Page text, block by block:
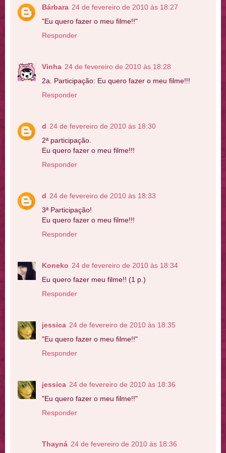
Bárbara 24 de fevereiro de 2010 às 18:27
"Eu quero fazer o meu filme!!"
Responder
Vinha 24 de fevereiro de 2010 às 18:28
2a. Participação: Eu quero fazer o meu filme!!!
Responder
d 24 de fevereiro de 2010 às 18:30
2ª participação.
Eu quero fazer o meu filme!!!
Responder
d 24 de fevereiro de 2010 às 18:33
3ª Participação!
Eu quero fazer o meu filme!!!
Responder
Koneko 24 de fevereiro de 2010 às 18:34
Eu quero fazer meu filme!! (1 p.)
Responder
jessica 24 de fevereiro de 2010 às 18:35
"Eu quero fazer o meu filme!!"
Responder
jessica 24 de fevereiro de 2010 às 18:36
"Eu quero fazer o meu filme!!"
Responder
Thayná 24 de fevereiro de 2010 às 18:36